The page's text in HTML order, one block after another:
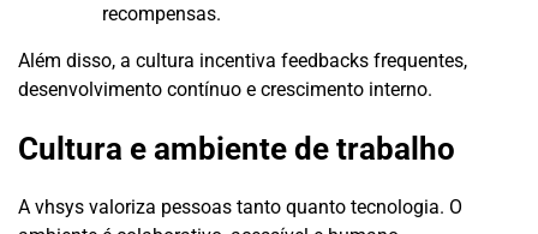
recompensas.
Além disso, a cultura incentiva feedbacks frequentes,
desenvolvimento contínuo e crescimento interno.
Cultura e ambiente de trabalho
A vhsys valoriza pessoas tanto quanto tecnologia. O